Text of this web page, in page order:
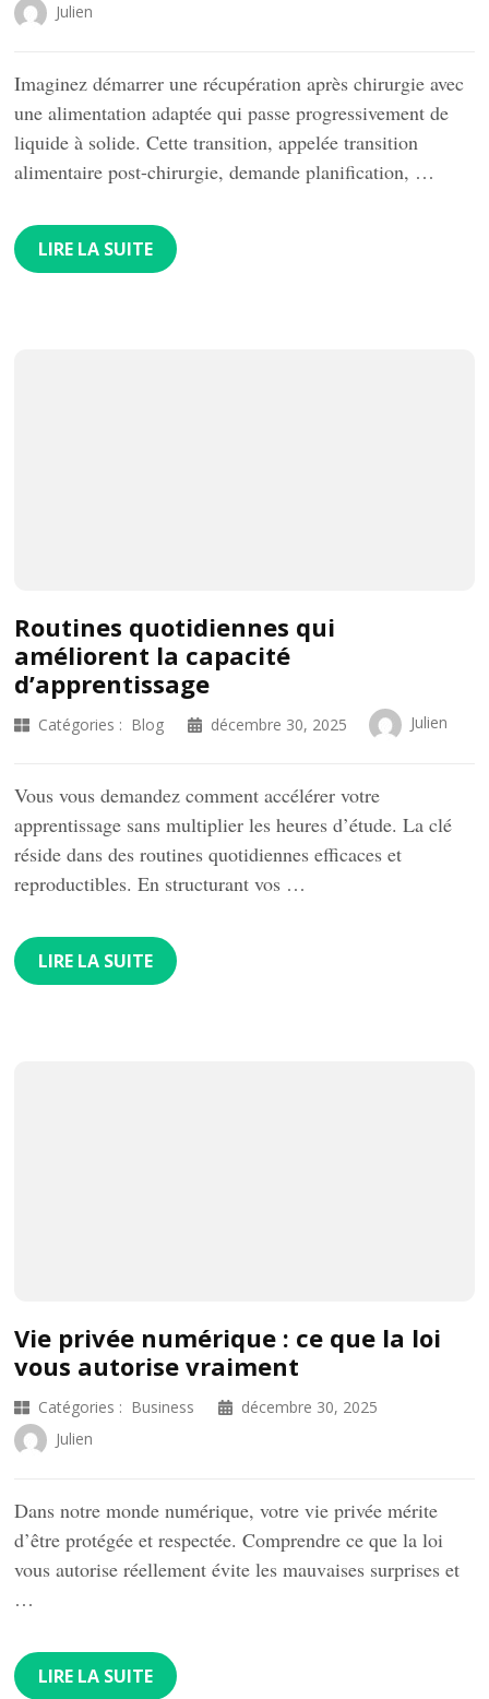
Julien
Imaginez démarrer une récupération après chirurgie avec
une alimentation adaptée qui passe progressivement de
liquide à solide. Cette transition, appelée transition
alimentaire post-chirurgie, demande planification, …
LIRE LA SUITE
Routines quotidiennes qui
améliorent la capacité
d’apprentissage
Catégories : Blog décembre 30, 2025 Julien
Vous vous demandez comment accélérer votre
apprentissage sans multiplier les heures d’étude. La clé
réside dans des routines quotidiennes efficaces et
reproductibles. En structurant vos …
LIRE LA SUITE
Vie privée numérique : ce que la loi
vous autorise vraiment
Catégories : Business
décembre 30, 2025
Julien
Dans notre monde numérique, votre vie privée mérite
d’être protégée et respectée. Comprendre ce que la loi
vous autorise réellement évite les mauvaises surprises et
…
LIRE LA SUITE